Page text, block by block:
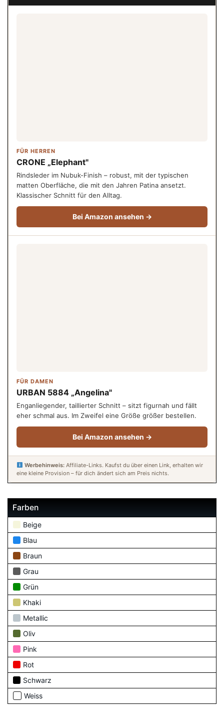
FÜR HERREN
CRONE „Elephant"
Rindsleder im Nubuk-Finish – robust, mit der typischen
matten Oberfläche, die mit den Jahren Patina ansetzt.
Klassischer Schnitt für den Alltag.
Bei Amazon ansehen →
FÜR DAMEN
URBAN 5884 „Angelina"
Enganliegender, taillierter Schnitt – sitzt figurnah und fällt
eher schmal aus. Im Zweifel eine Größe größer bestellen.
Bei Amazon ansehen →
Werbehinweis:Affiliate-Links. Kaufst du über einen Link, erhalten wir
eine kleine Provision – für dich ändert sich am Preis nichts.
Farben
Beige
Blau
Braun
Grau
Grün
Khaki
Metallic
Oliv
Pink
Rot
Schwarz
Weiss